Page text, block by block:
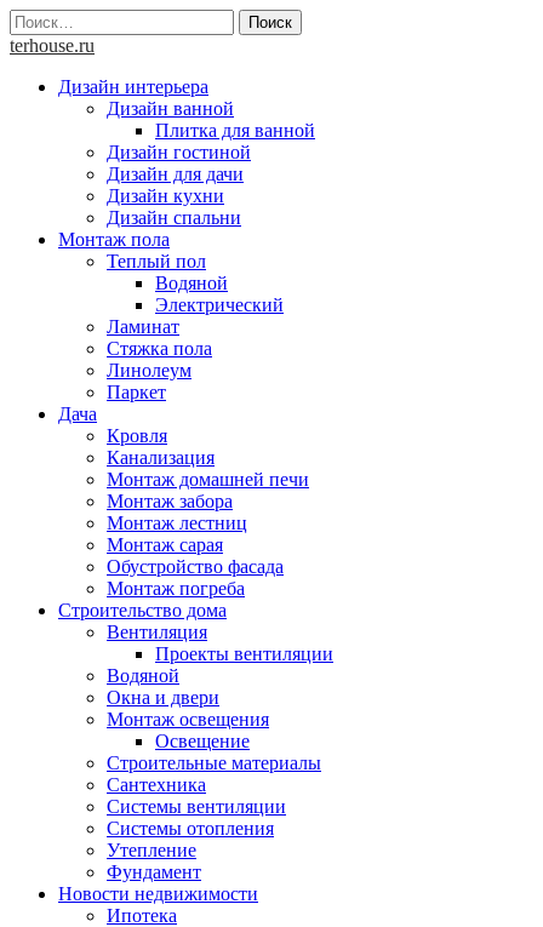
Skip
to
Найти:
terhouse.ru
Дизайн интерьера
Дизайн ванной
Плитка для ванной
Дизайн гостиной
Дизайн для дачи
Дизайн кухни
Дизайн спальни
Монтаж пола
Теплый пол
Водяной
Электрический
Ламинат
Стяжка пола
Линолеум
Паркет
Дача
Кровля
Канализация
Монтаж домашней печи
Монтаж забора
Монтаж лестниц
Монтаж сарая
Обустройство фасада
Монтаж погреба
Строительство дома
Вентиляция
Проекты вентиляции
Водяной
Окна и двери
Монтаж освещения
Освещение
Строительные материалы
Сантехника
Системы вентиляции
Системы отопления
Утепление
Фундамент
Новости недвижимости
Ипотека